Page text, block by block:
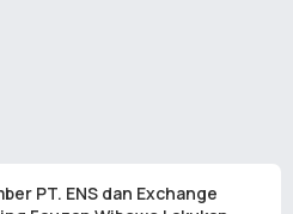
PT. ENS dan Exchange